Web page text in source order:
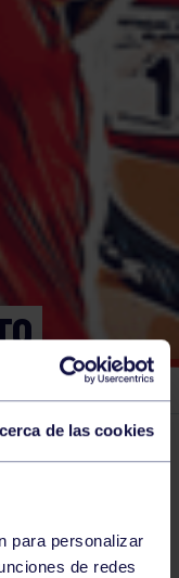
de las cookies
para personalizar
de redes
2021